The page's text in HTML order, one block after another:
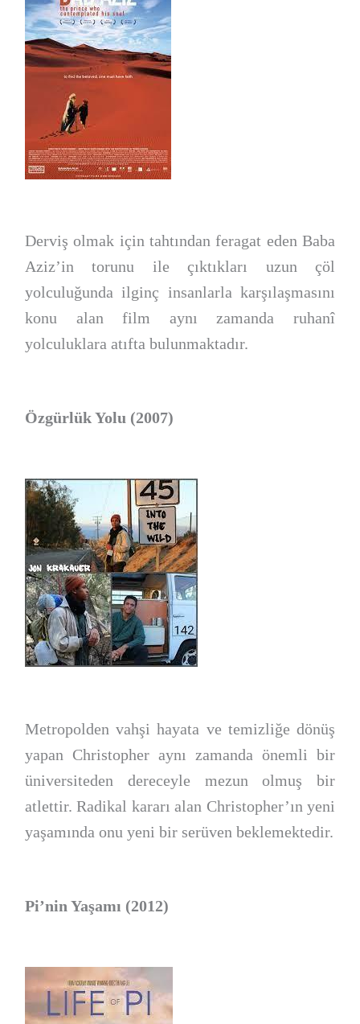
Derviş olmak için tahtından feragat eden Baba
Aziz’in torunu ile çıktıkları uzun çöl
yolculuğunda ilginç insanlarla karşılaşmasını
konu alan film aynı zamanda ruhanî
yolculuklara atıfta bulunmaktadır.
Özgürlük Yolu (2007)
Metropolden vahşi hayata ve temizliğe dönüş
yapan Christopher aynı zamanda önemli bir
üniversiteden dereceyle mezun olmuş bir
atlettir. Radikal kararı alan Christopher’ın yeni
yaşamında onu yeni bir serüven beklemektedir.
Pi’nin Yaşamı (2012)